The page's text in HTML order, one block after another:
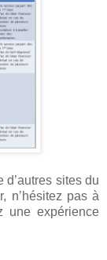
d’autres sites du
n’hésitez pas à
une expérience